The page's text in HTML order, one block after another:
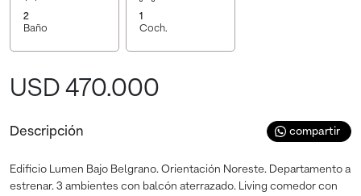
2
Baño
1
Coch.
USD 470.000
Descripción compartir
Edificio Lumen Bajo Belgrano. Orientación Noreste. Departamento a
estrenar. 3 ambientes con balcón aterrazado. Living comedor con